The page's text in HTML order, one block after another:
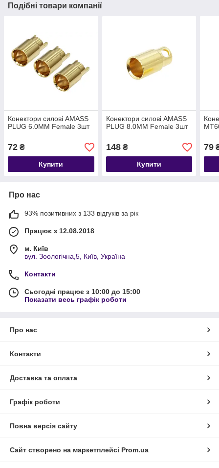
Подібні товари компанії
Конектори силові AMASS
PLUG 6.0MM Female 3шт
72 ₴
Купити
Конектори силові AMASS
PLUG 8.0MM Female 3шт
148₴
Купити
79
Про нас
93% позитивних з 133 відгуків за рік
Працює з 12.08.2018
м. Київ
вул. Зоологічна,5, Київ, Україна
Контакти
Сьогодні працює з 10:00 до 15:00
Показати весь графік роботи
Про нас
Контакти
Доставка та оплата
Графік роботи
Повна версія сайту
Сайт створено на маркетплейсі Prom.ua